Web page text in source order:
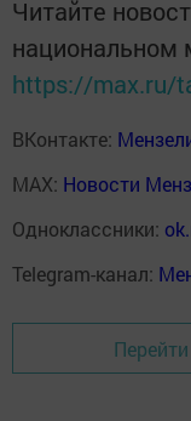
Читайте
национальном
https://max.ru/
ВКонтакте:
MAX: Новости
Одноклассники:
Telegram-канал: